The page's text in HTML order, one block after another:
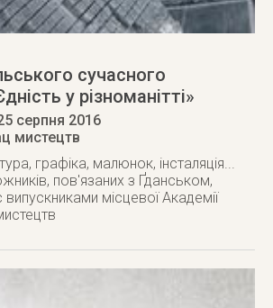
сучасного
у різноманітті»
серпня 2016
мистецтв
графіка, малюнок, інсталяція...
пов'язаних з Ґданськом,
місцевої Академії